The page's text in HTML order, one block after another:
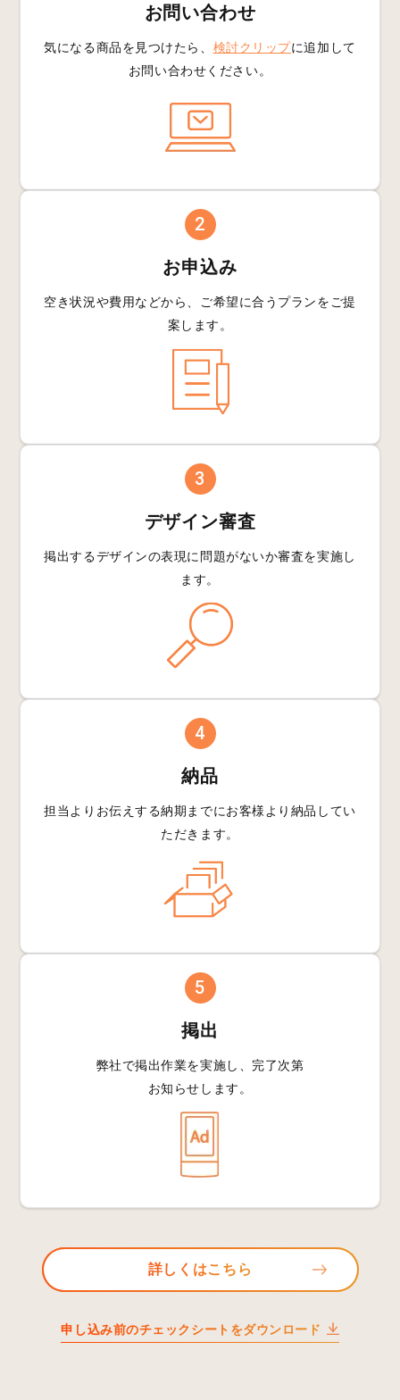
お問い合わせ
気になる商品を見つけたら、 検討クリップに追加して
お問い合わせください。
2
お申込み
空き状況や費用などから、 ご希望に合うプランを ご提
案します。
3
デザイン審査
掲出するデザインの表現に問題がないか審査を実施し
ます。
4
納品
担当よりお伝えする納期までにお客様より 納品してい
ただきます。
5
掲出
弊社で掲出作業を実施し、完了次第
お知らせします。
詳しくはこちら
申し込み前のチェックシートをダウンロード